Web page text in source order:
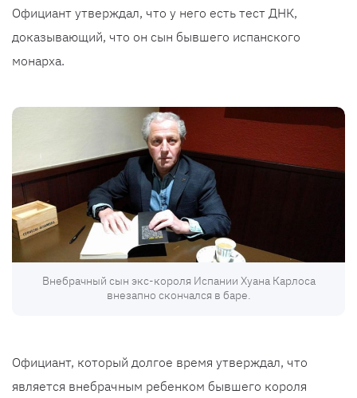
Официант утверждал, что у него есть тест ДНК,
доказывающий, что он сын бывшего испанского
монарха.
Внебрачный сын экс-короля Испании Хуана Карлоса
внезапно скончался в баре.
Официант, который долгое время утверждал, что
является внебрачным ребенком бывшего короля